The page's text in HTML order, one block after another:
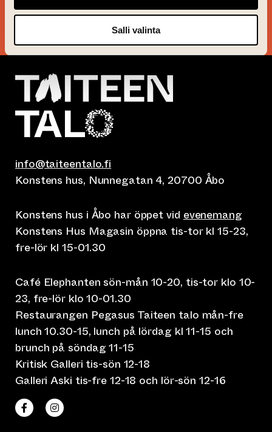
Salli valinta
info@taiteentalo.fi
Konstens hus, Nunnegatan 4, 20700 Åbo
Konstens hus i Åbo har öppet vid evenemang
Konstens Hus Magasin öppna tis-tor kl 15-23,
fre-lör kl 15-01.30
Café Elephanten sön-mån 10-20, tis-tor klo 10-
23, fre-lör klo 10-01.30
Restaurangen Pegasus Taiteen talo mån-fre
lunch 10.30-15, lunch på lördag kl 11-15 och
brunch på söndag 11-15
Kritisk Galleri tis-sön 12-18
Galleri Aski tis-fre 12-18 och lör-sön 12-16
Taiteen talo Facebookissa
(leder till annan webbtjänst)
Taiteen talo Instagramissa
(leder till annan webbtjänst)